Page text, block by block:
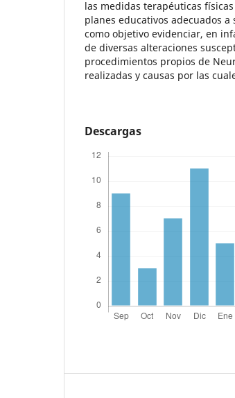
las medidas terapéuticas
planes educativos adecuados
como objetivo evidenciar, en
de diversas alteraciones
procedimientos propios de
realizadas y causas por las
Descargas